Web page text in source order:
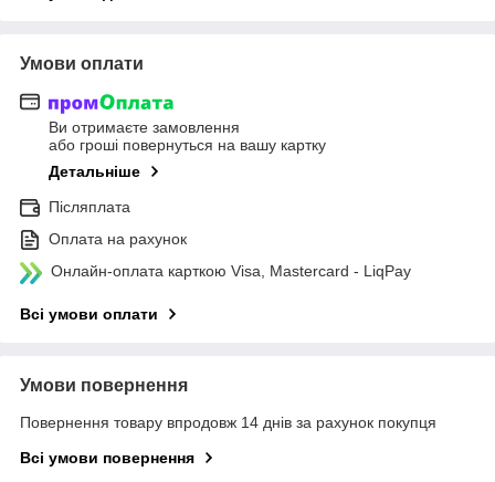
Умови оплати
Ви отримаєте замовлення
або гроші повернуться на вашу картку
Детальніше
Післяплата
Оплата на рахунок
Онлайн-оплата карткою Visa, Mastercard - LiqPay
Всі умови оплати
Умови повернення
Повернення товару впродовж 14 днів за рахунок покупця
Всі умови повернення